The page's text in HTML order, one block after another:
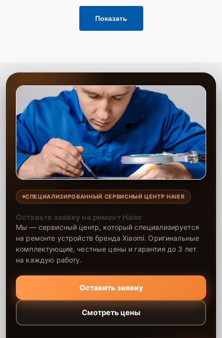
Показать
СПЕЦИАЛИЗИРОВАННЫЙ СЕРВИСНЫЙ ЦЕНТР HAIER
Оставьте заявку на ремонт Haier
Мы — сервисный центр, который специализируется
на ремонте устройств бренда Xiaomi. Оригинальные
комплектующие, честные цены и гарантия до 3 лет
на каждую работу.
Оставить заявку
Смотреть цены